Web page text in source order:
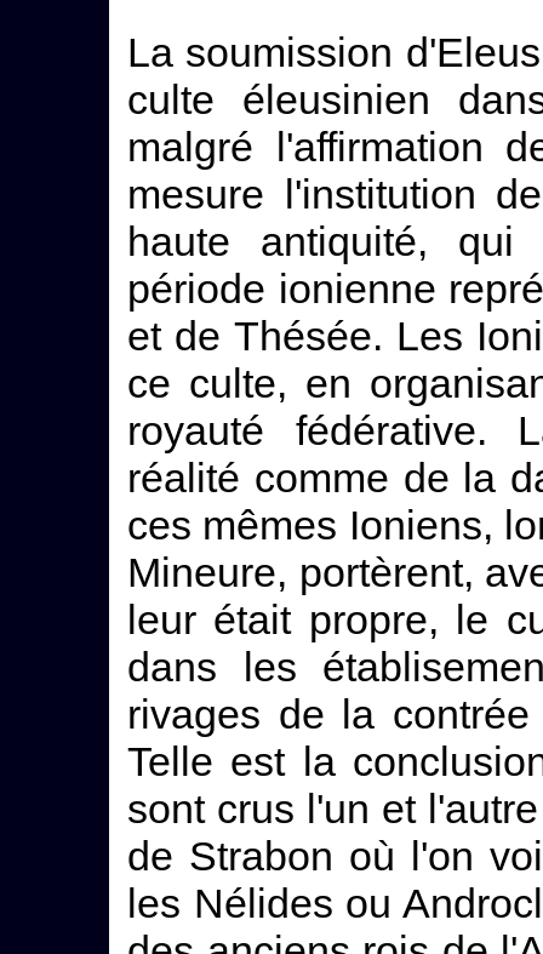
La soumission
culte éleusinien
malgré l'affirmation
mesure l'institution
haute antiquité,
période ionienne
et de Thésée. Les
ce culte, en
royauté fédérative.
réalité comme de la
ces mêmes Ioniens,
Mineure, portèrent,
leur était propre, le
dans les
rivages de la
Telle est la
sont crus l'un et
de Strabon où l'on
les Nélides ou